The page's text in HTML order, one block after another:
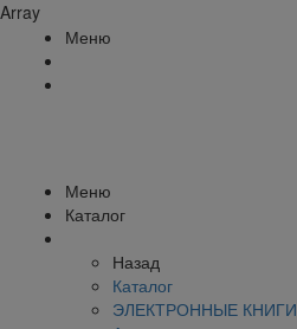
Array
Меню
Меню
Каталог
Назад
Каталог
ЭЛЕКТРОННЫЕ КНИГИ